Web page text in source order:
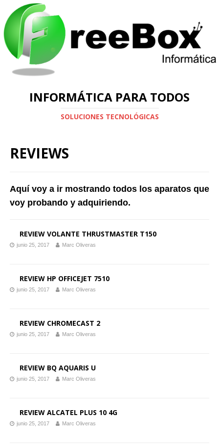
INFORMÁTICA PARA TODOS
SOLUCIONES TECNOLÓGICAS
REVIEWS
Aquí voy a ir mostrando todos los aparatos que
voy probando y adquiriendo.
REVIEW VOLANTE THRUSTMASTER T150
junio 25, 2017 Marc Oliveras
REVIEW HP OFFICEJET 7510
junio 25, 2017 Marc Oliveras
REVIEW CHROMECAST 2
junio 25, 2017 Marc Oliveras
REVIEW BQ AQUARIS U
junio 25, 2017 Marc Oliveras
REVIEW ALCATEL PLUS 10 4G
junio 25, 2017 Marc Oliveras